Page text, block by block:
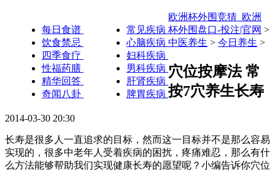
每日食谱
饮食禁忌
四季食疗
性福药膳
精华回答
奇闻八卦
常见疾病
心脑疾病
妇科疾病
男科疾病
肝肾疾病
脾胃疾病
欧洲杯外围竞猜_欧洲
杯外围盘口-投注|官网 >
中医养生 > 今日养生 >
穴位按摩法 常
按7穴养生长寿
2014-03-30 20:30
长寿是很多人一直追求的目标，然而这一目标并不是那么容易
实现的，很多中老年人受着疾病的困扰，疼痛难忍，那么有什
么方法能够帮助我们实现健康长寿的愿望呢？小编告诉你穴位